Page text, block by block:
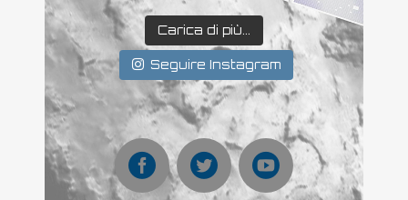
Carica di più...
Seguire Instagram